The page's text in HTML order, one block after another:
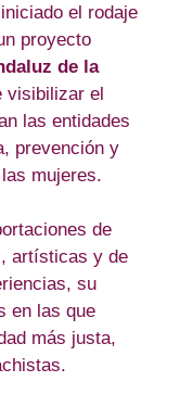
el rodaje
proyecto
de la
visibilizar el
las entidades
prevención y
mujeres.
de
artísticas y de
su
en las que
más justa,